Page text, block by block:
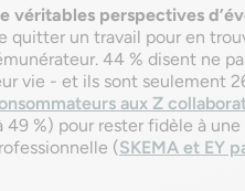
véritables perspectives
quitter un travail pour en
44 % disent ne
vie - et ils sont seulement
aux Z
49 %) pour rester fidèle à
(SKEMA et EY